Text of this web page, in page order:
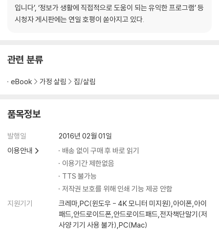
친환경 살림법, EM쌀뜨물 발효액
* 유용한 미생물 EM
쓰임새 많은 EM쌀뜨물 발효액 만들기 | 미강으로 만드는 EM쌀뜨물 발효
M미스트 | 간편하게 만드는 EM샴푸
음식물 쓰레기로 만드는 천연 퇴비 | 식물의 성장 촉진
살림의 신, 식초
* 살균 소독의 끝판왕 식초로 청소하기
* 쓰임새 많은 식초의 다양한 활용법
* 요리에 식초 활용하기
Part 2. 약이 되는 음식, 식약동원
Chapter 3. 무병장수를 위한 해독의 비법
몸속 독을 잡는 해독 식품
* 중금속, 약물 해독에는 녹두인절미
입니다’, ‘정보가 생활에 직접적으로 도움이 되는 유익한 프로그램’ 등
시청자 게시판에는 연일 호평이 쏟아지고 있다.
관련 분류
eBook 가정 살림 집/살림
품목정보
발행일
2016년 02월 01일
이용안내
배송 없이 구매 후 바로 읽기
이용기간 제한없음
TTS 불가능
저작권 보호를 위해 인쇄 기능 제공 안함
지원기기
크레마,PC(윈도우 - 4K 모니터 미지원),아이폰,아이
패드,안드로이드폰,안드로이드패드,전자책단말기(저
사양 기기 사용 불가),PC(Mac)